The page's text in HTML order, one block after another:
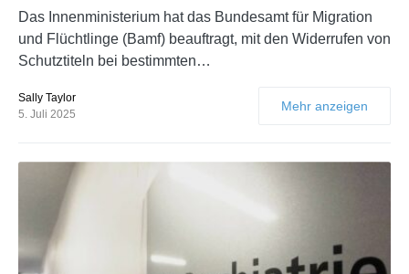
Das Innenministerium hat das Bundesamt für Migration
und Flüchtlinge (Bamf) beauftragt, mit den Widerrufen von
Schutztiteln bei bestimmten…
Sally Taylor
5. Juli 2025
Mehr anzeigen